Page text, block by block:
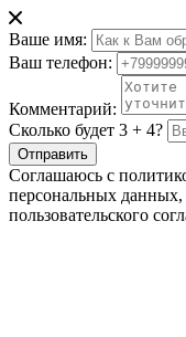
Ваше имя:
Ваш телефон:
Комментарий:
Сколько будет 3 + 4?
Отправить
Соглашаюсь с
персональных данных,
пользовательского